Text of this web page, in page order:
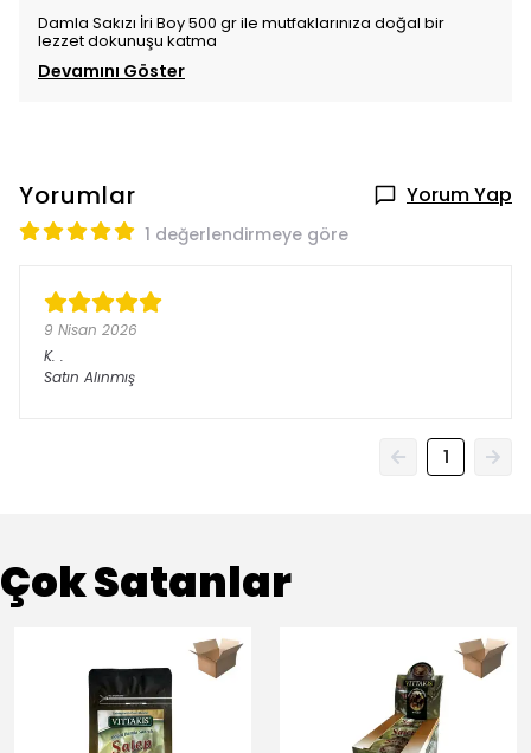
Damla Sakızı İri Boy 500 gr ile mutfaklarınıza doğal bir
lezzet dokunuşu katma
Devamını Göster
Yorumlar Yorum Yap
1 değerlendirmeye göre
9 Nisan 2026
K. .
Satın Alınmış
1
Çok Satanlar